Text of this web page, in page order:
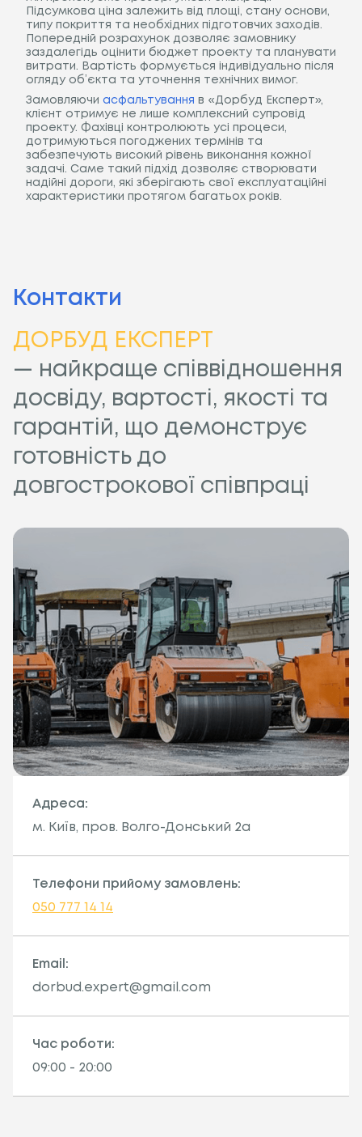
Підсумкова ціна залежить від площі, стану основи,
типу покриття та необхідних підготовчих заходів.
Попередній розрахунок дозволяє замовнику
заздалегідь оцінити бюджет проекту та планувати
витрати. Вартість формується індивідуально після
огляду об’єкта та уточнення технічних вимог.
Замовляючи асфальтування в «Дорбуд Експерт»,
клієнт отримує не лише комплексний супровід
проекту. Фахівці контролюють усі процеси,
дотримуються погоджених термінів та
забезпечують високий рівень виконання кожної
задачі. Саме такий підхід дозволяє створювати
надійні дороги, які зберігають свої експлуатаційні
характеристики протягом багатьох років.
Контакти
ДОРБУД ЕКСПЕРТ
— найкраще співвідношення
досвіду, вартості, якості та
гарантій, що демонструє
готовність до
довгострокової співпраці
Адреса:
м. Київ, пров. Волго-Донський 2а
Телефони прийому замовлень:
050 777 14 14
Email:
dorbud.expert@gmail.com
Час роботи:
09:00 - 20:00